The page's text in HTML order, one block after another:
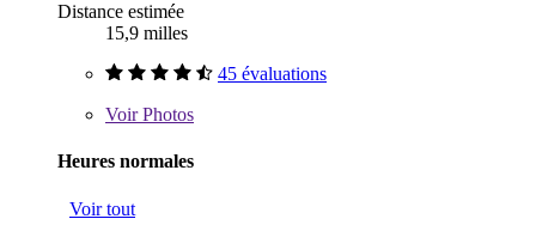
Distance estimée
15,9 milles
45 évaluations
VoirPhotos
Heures normales
Voir tout